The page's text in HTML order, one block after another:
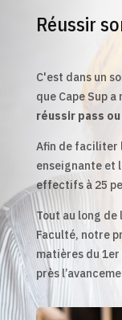
Réussir
C'est dans un
que Cape Sup a
réussir pass
Afin de faciliter
enseignante et
effectifs à 25
Tout au long de
Faculté, notre
matières du
près